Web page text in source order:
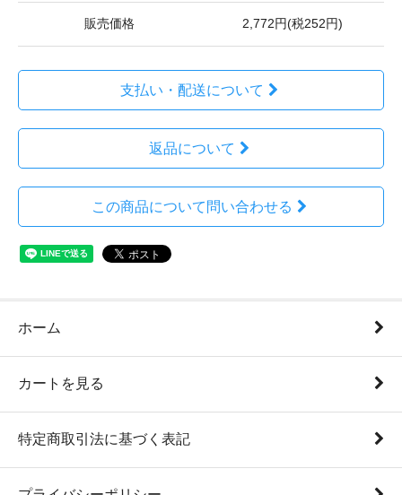
販売価格 2,772円(税252円)
支払い・配送について
返品について
この商品について問い合わせる
ホーム
カートを見る
特定商取引法に基づく表記